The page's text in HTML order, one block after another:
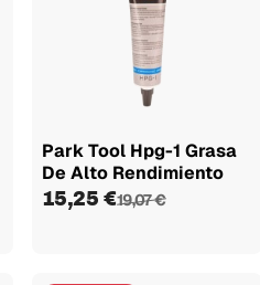
Park Tool Hpg-1 Grasa
De Alto Rendimiento
15,25 €19,07 €